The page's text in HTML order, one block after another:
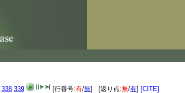
338 339 [行番号:有/無] [返り点:無/有] [CITE]